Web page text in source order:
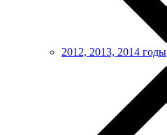
2012, 2013, 2014 годы